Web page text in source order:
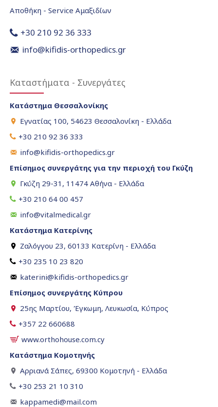
Αποθήκη - Service Αμαξιδίων
+30 210 92 36 333
info@kifidis-orthopedics.gr
Καταστήματα - Συνεργάτες
Κατάστημα Θεσσαλονίκης
Εγνατίας 100, 54623 Θεσσαλονίκη - Ελλάδα
+30 210 92 36 333
info@kifidis-orthopedics.gr
Επίσημος συνεργάτης για την περιοχή του Γκύζη
Γκύζη 29-31, 11474 Αθήνα - Ελλάδα
+30 210 64 00 457
info@vitalmedical.gr
Κατάστημα Κατερίνης
Ζαλόγγου 23, 60133 Κατερίνη - Ελλάδα
+30 235 10 23 820
katerini@kifidis-orthopedics.gr
Επίσημος συνεργάτης Κύπρου
25ης Μαρτίου, Έγκωμη, Λευκωσία, Κύπρος
+357 22 660688
www.orthohouse.com.cy
Κατάστημα Κομοτηνής
Αρριανά Σάπες, 69300 Κομοτηνή - Ελλάδα
+30 253 21 10 310
kappamedi@mail.com